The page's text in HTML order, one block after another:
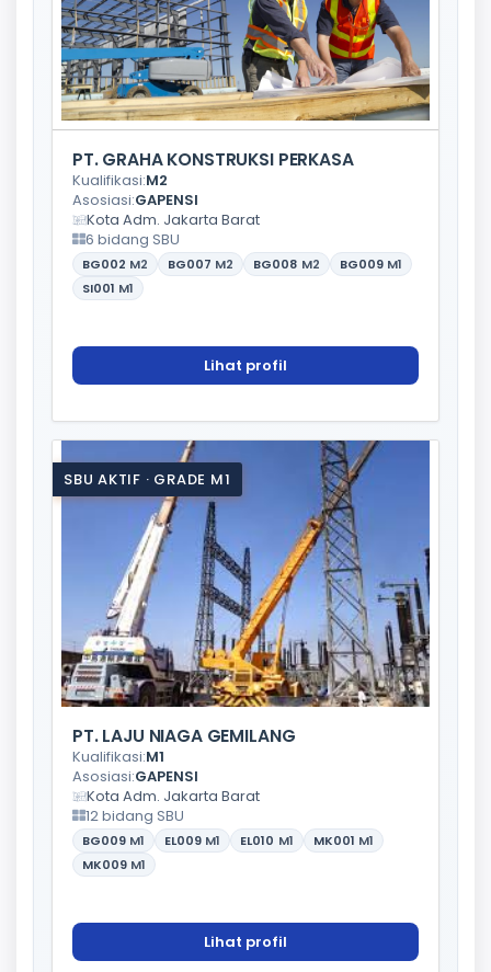
PT. GRAHA KONSTRUKSI PERKASA
Kualifikasi:M2
Asosiasi:GAPENSI
Kota Adm. Jakarta Barat
6 bidang SBU
BG002 M2 BG007 M2 BG008 M2 BG009 M1
SI001 M1
Lihat profil
SBU AKTIF · GRADE M1
PT. LAJU NIAGA GEMILANG
Kualifikasi:M1
Asosiasi:GAPENSI
Kota Adm. Jakarta Barat
12 bidang SBU
BG009 M1 EL009 M1 EL010 M1 MK001 M1
MK009 M1
Lihat profil